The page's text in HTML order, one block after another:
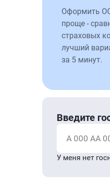
Оформить
проще -
страховых
лучший
за 5 минут.
Введите
А 000 АА
У меня нет